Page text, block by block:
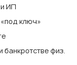
и ИП
ключ»
физ.